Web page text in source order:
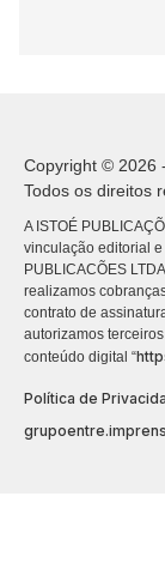
Copyright © 2026
Todos os direitos
A ISTOÉ
vinculação editorial e
PUBLICACÕES
realizamos
contrato de
autorizamos
conteúdo digital “
Política de